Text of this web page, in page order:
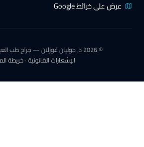
عرض على خرائط Google
الإشعارات القانونية·خريطة الموقع